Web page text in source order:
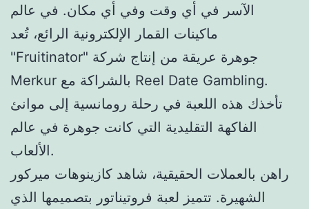
الآسر في أي وقت وفي أي مكان. في عالم
ماكينات القمار الإلكترونية الرائع، تُعد
"Fruitinator" جوهرة عريقة من إنتاج شركة
Merkur بالشراكة مع Reel Date Gambling.
تأخذك هذه اللعبة في رحلة رومانسية إلى موانئ
الفاكهة التقليدية التي كانت جوهرة في عالم
الألعاب.
راهن بالعملات الحقيقية، شاهد كازينوهات ميركور
الشهيرة. تتميز لعبة فروتيناتور بتصميمها الذي